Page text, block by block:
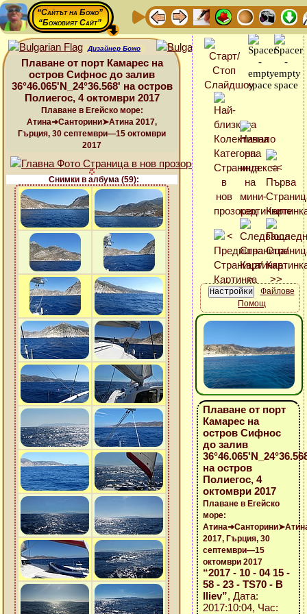
“Сайтът на Божо”
“Божовият Сайт”
Дизайнер Божо
Плаване от порт Камарес на
остров Сифнос до залив
36°46.065'N_24°36.568' на остров
Полиегос, 4 октомври 2017
Плаване в Егейско море:
Атина➜Санторини➤Атина 2017,
Гърция, 30 септември—15 октомври
2017
Снимки в албума (59):
Файлове
Помощ
Плаване от порт
Камарес на
остров Сифнос
до залив
на остров
Полиегос, 4
октомври 2017
Плаване в Егейско
море:
2017, Гърция, 30
септември—15
октомври 2017
“2017 - 10 - 04 15 -
58 - 23 - TS70 - B
Iliev”, Дата:
2017:10:04, Час: